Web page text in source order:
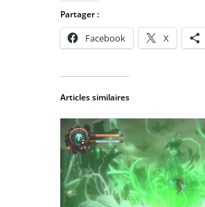
Partager :
Facebook X
Articles similaires